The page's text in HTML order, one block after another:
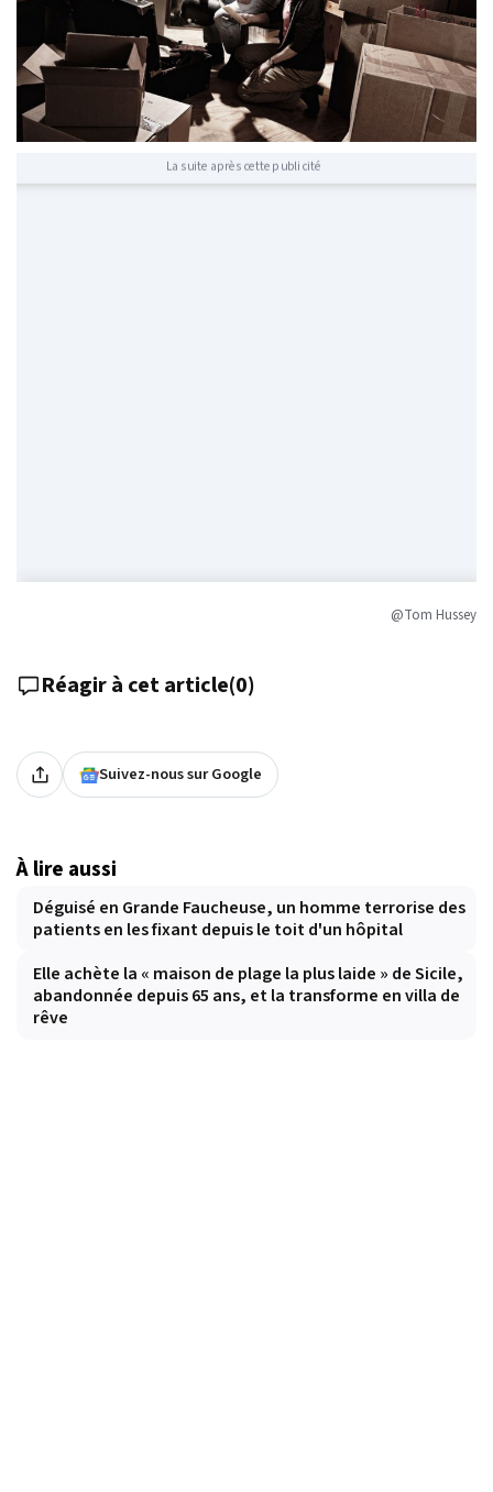
La suite après cette publicité
@Tom Hussey
Réagir à cet article(0)
Suivez-nous sur Google
À lire aussi
Déguisé en Grande Faucheuse, un homme terrorise des
patients en les fixant depuis le toit d'un hôpital
Elle achète la « maison de plage la plus laide » de Sicile,
abandonnée depuis 65 ans, et la transforme en villa de
rêve